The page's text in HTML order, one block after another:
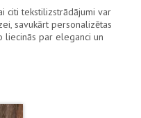
citi tekstilizstrādājumi var
savukārt personalizētas
par eleganci un